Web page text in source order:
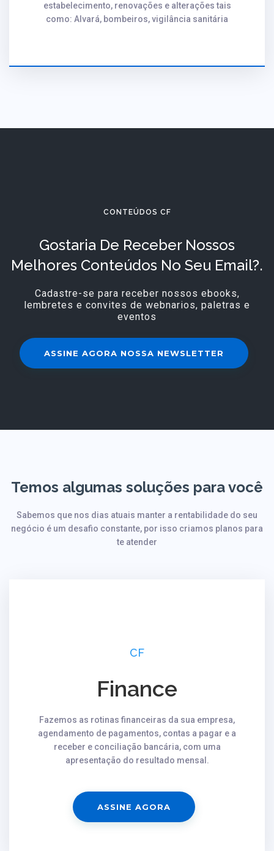
estabelecimento, renovações e alterações tais
como: Alvará, bombeiros, vigilância sanitária
CONTEÚDOS CF
Gostaria De Receber Nossos
Melhores Conteúdos No Seu Email?.
Cadastre-se para receber nossos ebooks,
lembretes e convites de webnarios, paletras e
eventos
ASSINE AGORA NOSSA NEWSLETTER
Temos algumas soluções para você
Sabemos que nos dias atuais manter a rentabilidade do seu
negócio é um desafio constante, por isso criamos planos para
te atender
CF
Finance
Fazemos as rotinas financeiras da sua empresa,
agendamento de pagamentos, contas a pagar e a
receber e conciliação bancária, com uma
apresentação do resultado mensal.
ASSINE AGORA